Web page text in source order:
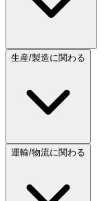
生産/製造に関わる
運輸/物流に関わる